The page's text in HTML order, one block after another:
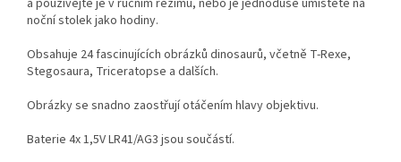
a používejte je v ručním režimu, nebo je jednoduše umístěte na
noční stolek jako hodiny.
Obsahuje 24 fascinujících obrázků dinosaurů, včetně T-Rexe,
Stegosaura, Triceratopse a dalších.
Obrázky se snadno zaostřují otáčením hlavy objektivu.
Baterie 4x 1,5V LR41/AG3 jsou součástí.